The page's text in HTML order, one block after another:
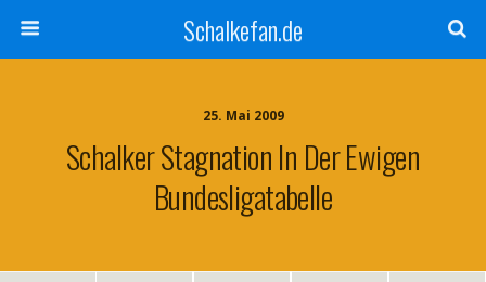
Schalkefan.de
25. Mai 2009
Schalker Stagnation In Der Ewigen
Bundesligatabelle